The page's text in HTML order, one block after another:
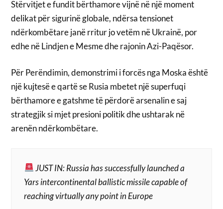
Stërvitjet e fundit bërthamore vijnë në një moment
delikat për sigurinë globale, ndërsa tensionet
ndërkombëtare janë rritur jo vetëm në Ukrainë, por
edhe në Lindjen e Mesme dhe rajonin Azi-Paqësor.
Për Perëndimin, demonstrimi i forcës nga Moska është
një kujtesë e qartë se Rusia mbetet një superfuqi
bërthamore e gatshme të përdorë arsenalin e saj
strategjik si mjet presioni politik dhe ushtarak në
arenën ndërkombëtare.
JUST IN: Russia has successfully launched a
Yars intercontinental ballistic missile capable of
reaching virtually any point in Europe